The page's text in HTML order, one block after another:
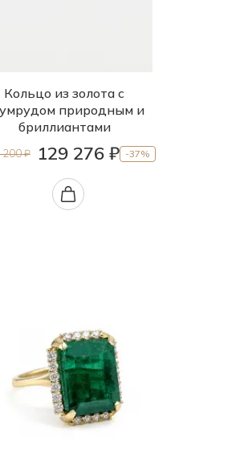
Кольцо из золота с
природным и
бриллиантами
200 ₽ 129 276 ₽ -37%